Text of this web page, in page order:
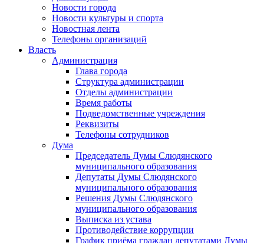
Новости города
Новости культуры и спорта
Новостная лента
Телефоны организаций
Власть
Администрация
Глава города
Структура администрации
Отделы администрации
Время работы
Подведомственные учреждения
Реквизиты
Телефоны сотрудников
Дума
Председатель Думы Слюдянского
муниципального образования
Депутаты Думы Слюдянского
муниципального образования
Решения Думы Слюдянского
муниципального образования
Выписка из устава
Противодействие коррупции
График приёма граждан депутатами Думы